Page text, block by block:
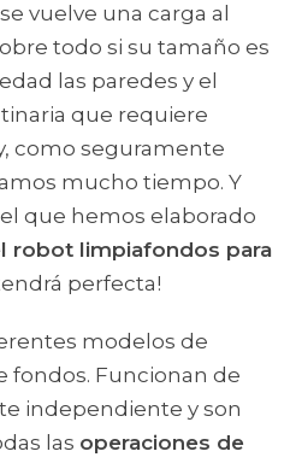
vuelve una carga al
todo si su tamaño es
las paredes y el
que requiere
como seguramente
mucho tiempo. Y
que hemos elaborado
robot limpiafondos para
perfecta!
modelos de
fondos. Funcionan de
independiente y son
las operaciones de